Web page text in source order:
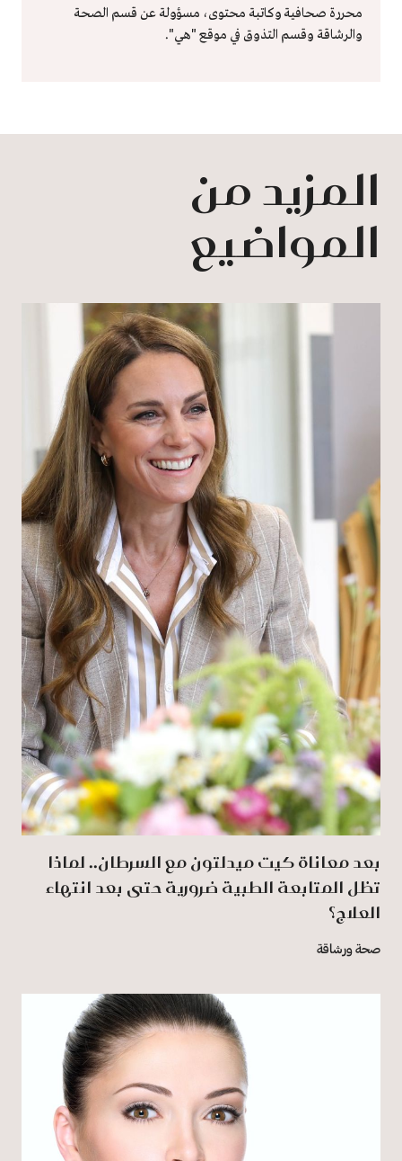
محررة صحافية وكاتبة محتوى، مسؤولة عن قسم الصحة
والرشاقة وقسم التذوق في موقع "هي".
المزيد من
المواضيع
بعد معاناة كيت ميدلتون مع السرطان.. لماذا
تظل المتابعة الطبية ضرورية حتى بعد انتهاء
العلاج؟
صحة ورشاقة